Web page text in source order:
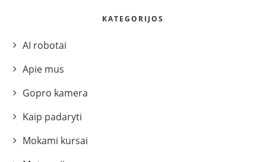
KATEGORIJOS
AI robotai
Apie mus
Gopro kamera
Kaip padaryti
Mokami kursai